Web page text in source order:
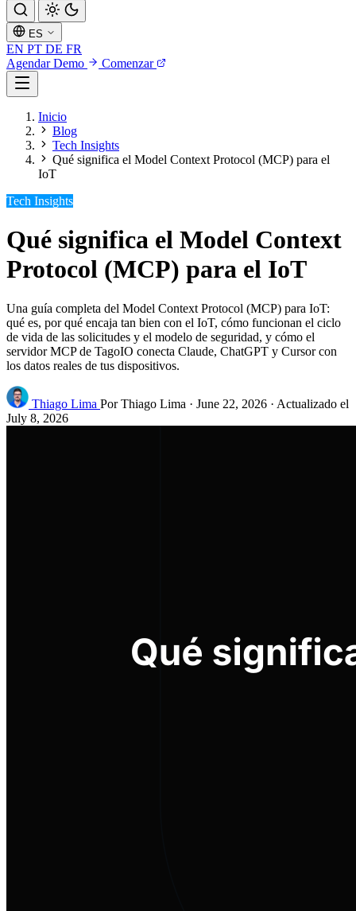
ES
EN PT DE FR
Agendar Demo
Comenzar
Inicio
Blog
Tech Insights
Qué significa el Model Context Protocol (MCP) para el
IoT
Tech Insights
Qué significa el Model Context
Protocol (MCP) para el IoT
Una guía completa del Model Context Protocol (MCP) para IoT:
qué es, por qué encaja tan bien con el IoT, cómo funcionan el ciclo
de vida de las solicitudes y el modelo de seguridad, y cómo el
servidor MCP de TagoIO conecta Claude, ChatGPT y Cursor con
los datos reales de tus dispositivos.
Thiago Lima Por Thiago Lima · June 22, 2026 · Actualizado el
July 8, 2026